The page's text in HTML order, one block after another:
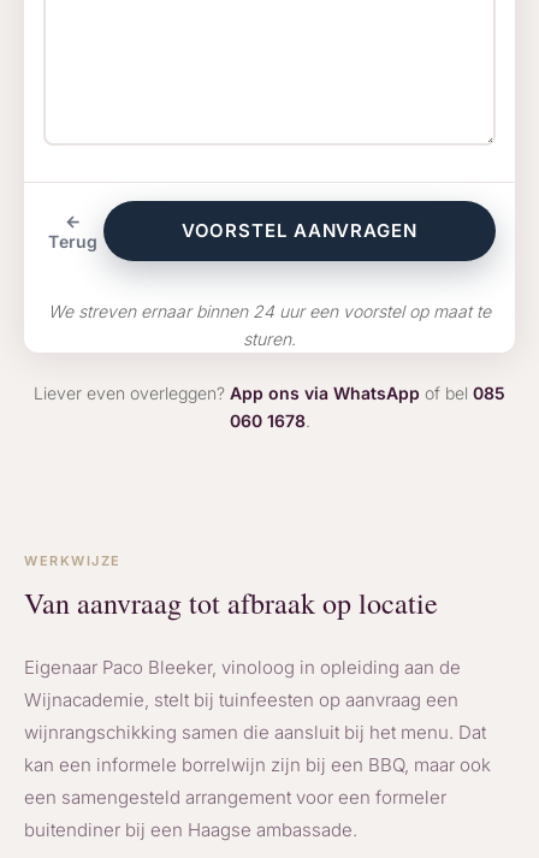
←
Terug
VOORSTEL AANVRAGEN
We streven ernaar binnen 24 uur een voorstel op maat te
sturen.
Liever even overleggen? App ons via WhatsApp of bel 085
060 1678.
WERKWIJZE
Van aanvraag tot afbraak op locatie
Eigenaar Paco Bleeker, vinoloog in opleiding aan de
Wijnacademie, stelt bij tuinfeesten op aanvraag een
wijnrangschikking samen die aansluit bij het menu. Dat
kan een informele borrelwijn zijn bij een BBQ, maar ook
een samengesteld arrangement voor een formeler
buitendiner bij een Haagse ambassade.